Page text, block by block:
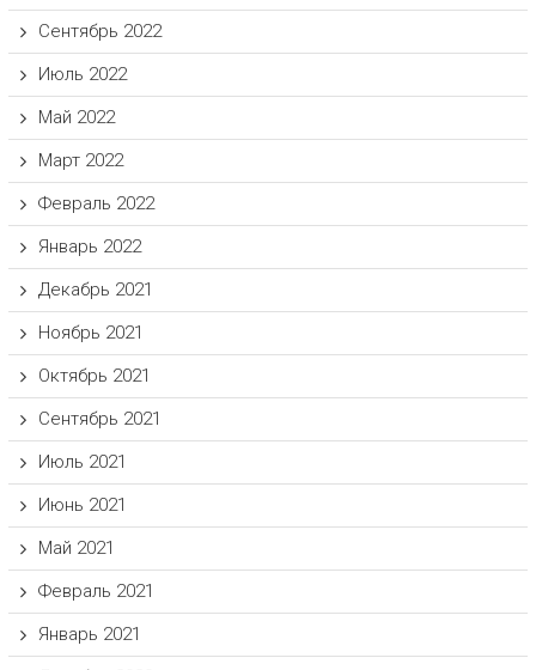
Сентябрь 2022
Июль 2022
Май 2022
Март 2022
Февраль 2022
Январь 2022
Декабрь 2021
Ноябрь 2021
Октябрь 2021
Сентябрь 2021
Июль 2021
Июнь 2021
Май 2021
Февраль 2021
Январь 2021